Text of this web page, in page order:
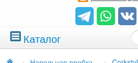
Каталог